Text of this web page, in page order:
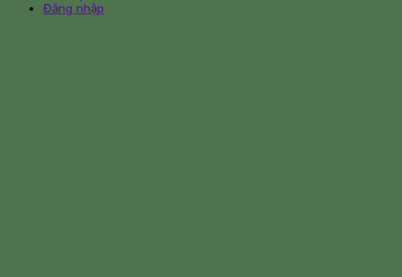
Đăng nhập